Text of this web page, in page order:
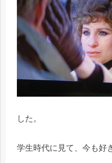
した。
学生時代に見て、今も好